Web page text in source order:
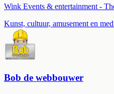
Wink Events & entertainment -
Kunst, cultuur, amusement en
Bob de webbouwer